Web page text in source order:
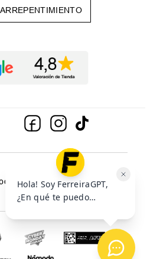
los derechos reservados